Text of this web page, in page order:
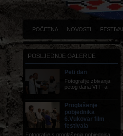
POČETNA NOVOSTI FESTIVAL
POSLJEDNJE GALERIJE
Peti dan
Fotografije zbivanja
petog dana VFF-a
Proglašenje
pobjednika
6.Vukovar film
festivala
Fotografije s proglašenja pobjednika